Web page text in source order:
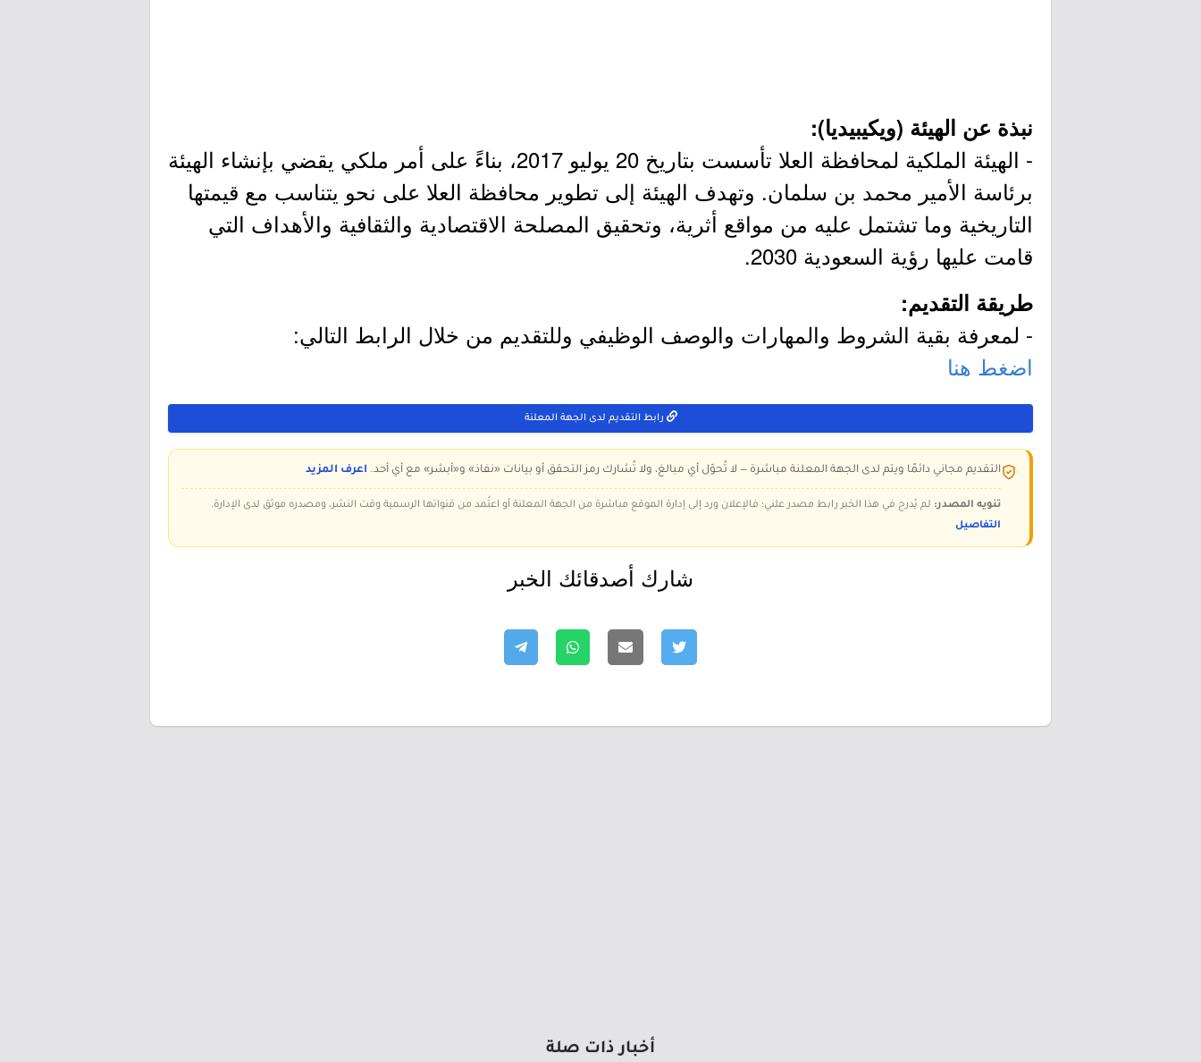
نبذة عن الهيئة (ويكيبيديا):
- الهيئة الملكية لمحافظة العلا تأسست بتاريخ 20 يوليو 2017، بناءً على أمر ملكي يقضي بإنشاء الهيئة
برئاسة الأمير محمد بن سلمان. وتهدف الهيئة إلى تطوير محافظة العلا على نحو يتناسب مع قيمتها
التاريخية وما تشتمل عليه من مواقع أثرية، وتحقيق المصلحة الاقتصادية والثقافية والأهداف التي
قامت عليها رؤية السعودية 2030.
طريقة التقديم:
- لمعرفة بقية الشروط والمهارات والوصف الوظيفي وللتقديم من خلال الرابط التالي:
اضغط هنا
رابط التقديم لدى الجهة المعلنة
التقديم مجاني دائمًا ويتم لدى الجهة المعلنة مباشرة — لا تُحوّل أي مبالغ، ولا تُشارك رمز التحقق أو بيانات «نفاذ» و«أبشر» مع أي أحد. اعرف المزيد
تنويه المصدر: لم يُدرج في هذا الخبر رابط مصدر علني؛ فالإعلان ورد إلى إدارة الموقع مباشرة من الجهة المعلنة أو اعتُمد من قنواتها الرسمية وقت النشر، ومصدره موثق لدى الإدارة.
التفاصيل
شارك أصدقائك الخبر
أخبار ذات صلة